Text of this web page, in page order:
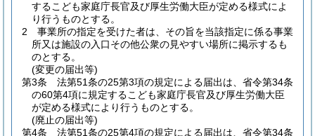
するこども家庭庁長官及び厚生労働大臣が定める様式によ
り行うものとする。
2
事業所の指定を受けた者は、その旨を当該指定に係る事業
所又は施設の入口その他公衆の見やすい場所に掲示するも
のとする。
(変更の届出等)
第3条
法第51条の25第3項の規定による届出は、省令第34条
の60第4項に規定するこども家庭庁長官及び厚生労働大臣
が定める様式により行うものとする。
(廃止の届出等)
第4条
法第51条の25第4項の規定による届出は、省令第34条